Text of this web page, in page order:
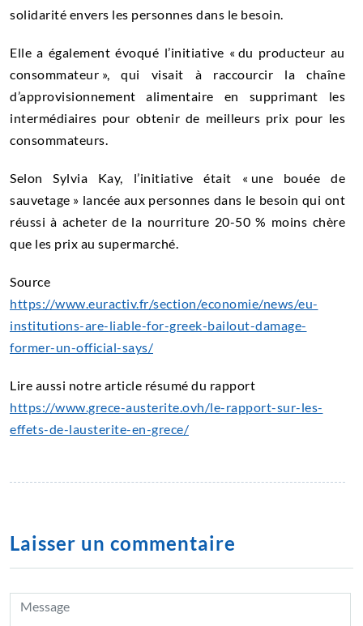
solidarité envers les personnes dans le besoin.
Elle a également évoqué l’initiative « du producteur au
consommateur », qui visait à raccourcir la chaîne
d’approvisionnement alimentaire en supprimant les
intermédiaires pour obtenir de meilleurs prix pour les
consommateurs.
Selon Sylvia Kay, l’initiative était « une bouée de
sauvetage » lancée aux personnes dans le besoin qui ont
réussi à acheter de la nourriture 20-50 % moins chère
que les prix au supermarché.
Source
https://www.euractiv.fr/section/economie/news/eu-
institutions-are-liable-for-greek-bailout-damage-
former-un-official-says/
Lire aussi notre article résumé du rapport
https://www.grece-austerite.ovh/le-rapport-sur-les-
effets-de-lausterite-en-grece/
Laisser un commentaire